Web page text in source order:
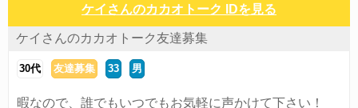
ケイさんのカカオトーク IDを見る
ケイさんのカカオトーク友達募集
30代 友達募集 33 男
暇なので、誰でもいつでもお気軽に声かけて下さい！